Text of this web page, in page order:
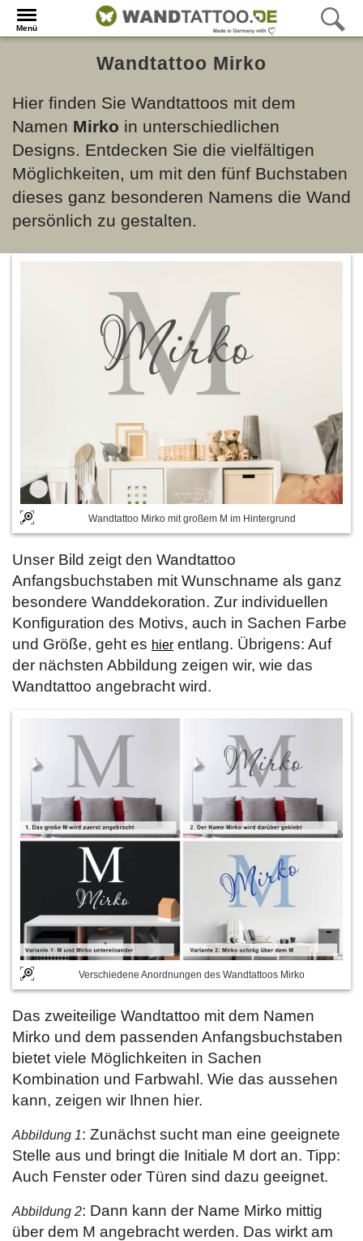
Menü
Wandtattoo Mirko
Hier finden Sie Wandtattoos mit dem
Namen Mirko in unterschiedlichen
Designs. Entdecken Sie die vielfältigen
Möglichkeiten, um mit den fünf Buchstaben
dieses ganz besonderen Namens die Wand
persönlich zu gestalten.
Wandtattoo Mirko mit großem M im Hintergrund
Unser Bild zeigt den Wandtattoo
Anfangsbuchstaben mit Wunschname als ganz
besondere Wanddekoration. Zur individuellen
Konfiguration des Motivs, auch in Sachen Farbe
und Größe, geht es hier entlang. Übrigens: Auf
der nächsten Abbildung zeigen wir, wie das
Wandtattoo angebracht wird.
Verschiedene Anordnungen des Wandtattoos Mirko
Das zweiteilige Wandtattoo mit dem Namen
Mirko und dem passenden Anfangsbuchstaben
bietet viele Möglichkeiten in Sachen
Kombination und Farbwahl. Wie das aussehen
kann, zeigen wir Ihnen hier.
Abbildung 1: Zunächst sucht man eine geeignete
Stelle aus und bringt die Initiale M dort an. Tipp:
Auch Fenster oder Türen sind dazu geeignet.
Abbildung 2: Dann kann der Name Mirko mittig
über dem M angebracht werden. Das wirkt am